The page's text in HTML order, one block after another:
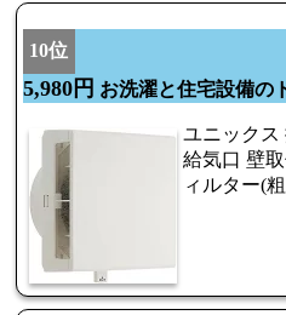
10位
5,980円 お洗濯と住宅設備の
ユニックス
給気口 壁
ィルター(